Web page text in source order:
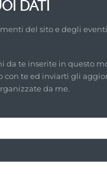
DATI
del sito e degli
da te inserite in questo
con te ed inviarti gli
da me.